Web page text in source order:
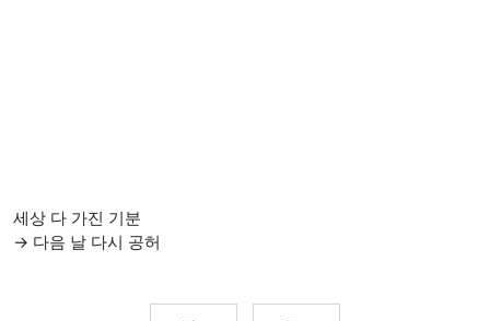
세상 다 가진 기분
→ 다음 날 다시 공허